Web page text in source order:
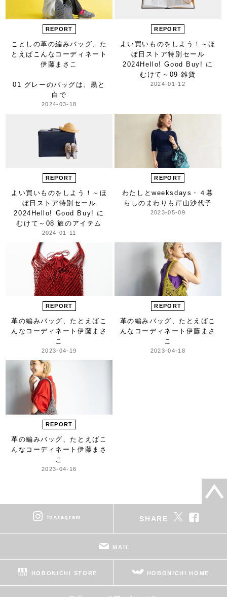
REPORT
ことしの革の編みバッグ、 た
とえばこんなコーディネート
伊藤まさこ
01 グレーのバッグは、黒と
白で
2024-03-18
REPORT
よい買いものをしよう！ ～ほ
ぼ日ストア特別セール
2024Hello! Good Buy! に
むけて～ 09 雑貨
2024-01-12
REPORT
よい買いものをしよう！ ～ほ
ぼ日ストア特別セール
2024 Hello! Good Buy! に
むけて～ 08 旅のアイテム
2024-01-11
REPORT
わたしとweeksdays・４暮
らしのまわりも 岸山沙代子
2023-05-09
REPORT
革の編みバッグ、 たとえばこ
んなコーディネート 伊藤まさ
こ
2023-04-19
REPORT
革の編みバッグ、 たとえばこ
んなコーディネート 伊藤まさ
こ
2023-04-18
REPORT
革の編みバッグ、 たとえばこ
んなコーディネート 伊藤まさ
こ
2023-04-16
instagram SHARE
MAIL
HOBONICHI STORE HOBONICHI HOME